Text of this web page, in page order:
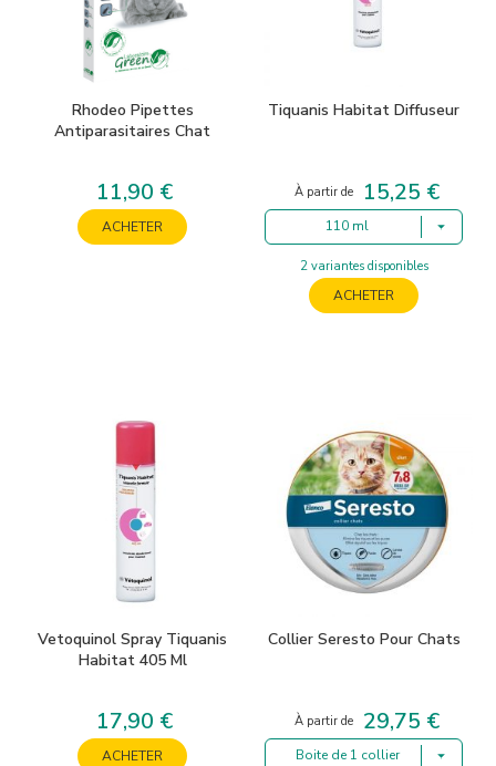
Rhodeo Pipettes
Antiparasitaires Chat
Prix
11,90 €
ACHETER
Tiquanis Habitat Diffuseur
À partir de Prix
15,25 €
110 ml
2 variantes disponibles
ACHETER
Vetoquinol Spray Tiquanis
Habitat 405 Ml
Prix
17,90 €
ACHETER
Collier Seresto Pour Chats
À partir de Prix
29,75 €
Boite de 1 collier